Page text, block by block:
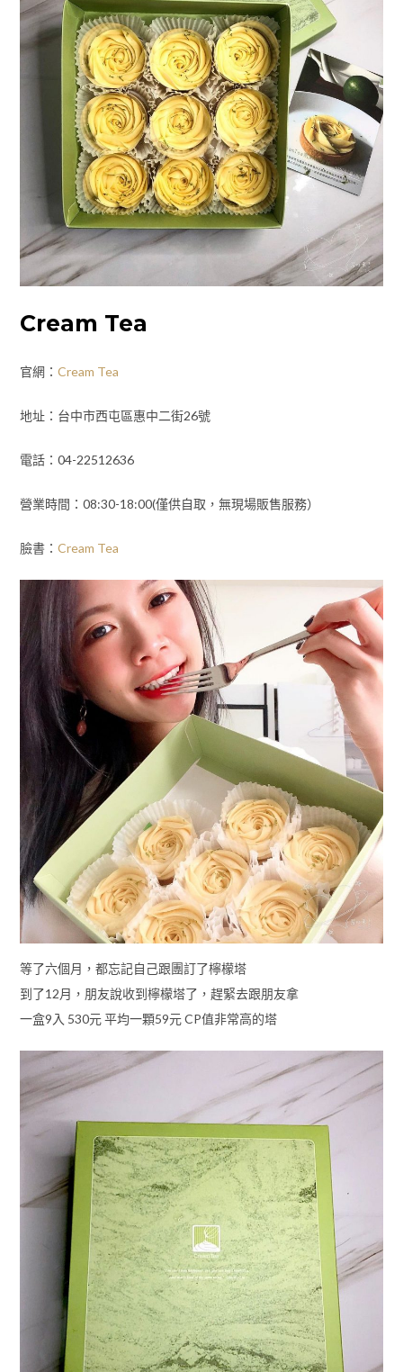
Cream Tea
官網： Cream Tea
地址：台中市西屯區惠中二街26號
電話：04-22512636
營業時間：08:30-18:00(僅供自取，無現場販售服務）
臉書： Cream Tea
等了六個月，都忘記自己跟團訂了檸檬塔
到了12月，朋友說收到檸檬塔了，趕緊去跟朋友拿
一盒9入 530元 平均一顆59元 CP值非常高的塔